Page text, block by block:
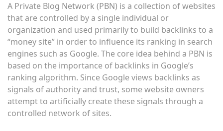
A Private Blog Network (PBN) is a collection of websites
that are controlled by a single individual or
organization and used primarily to build backlinks to a
“money site” in order to influence its ranking in search
engines such as Google. The core idea behind a PBN is
based on the importance of backlinks in Google’s
ranking algorithm. Since Google views backlinks as
signals of authority and trust, some website owners
attempt to artificially create these signals through a
controlled network of sites.